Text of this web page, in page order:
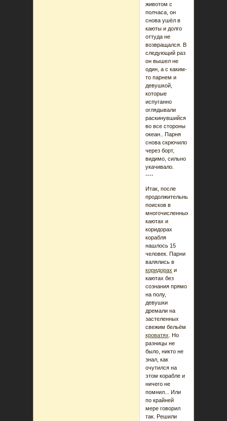
животом с
полчаса, он
снова ушёл в
каюты и долго
оттуда не
возвращался. В
следующий раз
он вышел не
один, а с каким-
то парнем и
девушкой,
которые
испуганно
оглядывали
раскинувшийся
во все стороны
океан.. Парня
снова скрючило
через борт,
видимо, сильно
укачивало.
----
Итак, после
продолжительных
поисков в
многочисленных
каютах и
коридорах
корабля
нашлось 15
человек. Парни
валялись в
коридорах и
каютах без
сознания прямо
на полу,
девушки
дремали на
застеленных
свежим бельём
кроватях . Но
разницы не
было, никто не
знал, как
очутился на
этом корабле и
ничего не
помнил... Или
по крайней
мере говорил
так. Решили